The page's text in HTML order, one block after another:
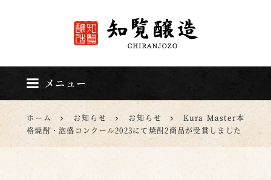
メニュー
ホーム お知らせ お知らせ
Kura Master本
格焼酎・泡盛コンクール2023にて焼酎2商品が受賞しました